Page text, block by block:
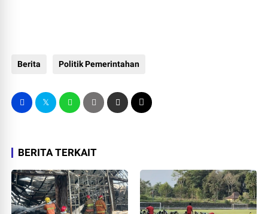
Berita Politik Pemerintahan
BERITA TERKAIT